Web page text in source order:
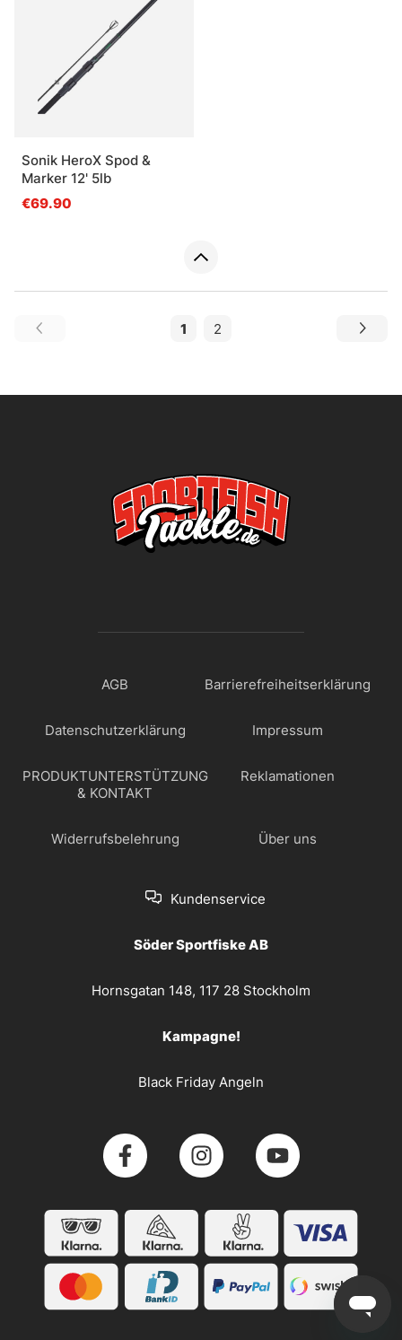
Sonik HeroX Spod &
Marker 12' 5lb
€69.90
1 2
AGB Barrierefreiheitserklärung
Datenschutzerklärung Impressum
PRODUKTUNTERSTÜTZUNG
& KONTAKT
Reklamationen
Widerrufsbelehrung Über uns
Kundenservice
Söder Sportfiske AB
Hornsgatan 148, 117 28 Stockholm
Kampagne!
Black Friday Angeln